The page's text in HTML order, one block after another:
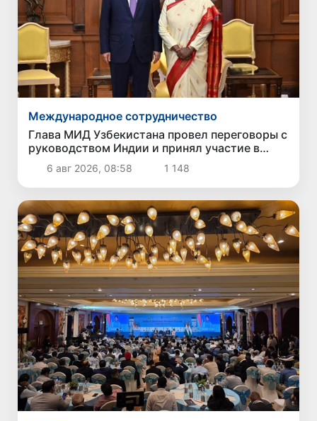
Международное сотрудничество
Глава МИД Узбекистана провел переговоры с
руководством Индии и принял участие в
Узбекско-индийском бизнес-форуме
6 авг 2026, 08:58 1 148